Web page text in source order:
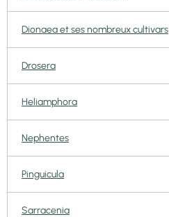
Dionaea et ses nombreux cultivars
Drosera
Heliamphora
Nephentes
Pinguicula
Sarracenia